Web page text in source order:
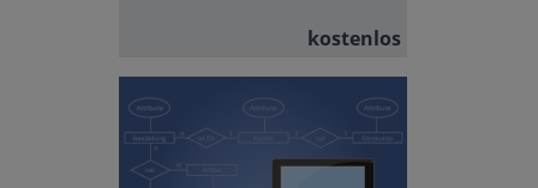
kostenlos